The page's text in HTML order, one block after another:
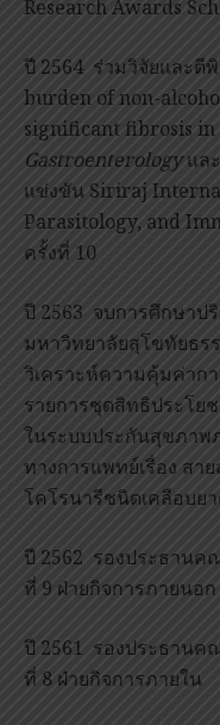
Research Awards
ปี 2564 ร่วมวิจัยและตี
burden of non-
significant fibrosis in
Gastroenterologyแล
แข่งขัน Siriraj
Parasitology, and
ครั้งที่ 10
ปี 2563 จบการศึกษา
มหาวิทยาลัยสุโขทัยธร
วิเคราะห์ความคุ้มค่าก
รายการชุดสิทธิประโย
ในระบบประกันสุขภาพ
ทางการแพทย์เรื่อง สา
โคโรนารีชนิดเคลือบย
ปี 2562 รองประธานค
ที่ 9 ฝ่ายกิจการภายนอก
ปี 2561 รองประธานค
ที่ 8 ฝ่ายกิจการภายใน